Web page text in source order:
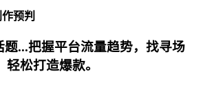
预判
题...把握平台流量趋势，找寻场
松打造爆款。